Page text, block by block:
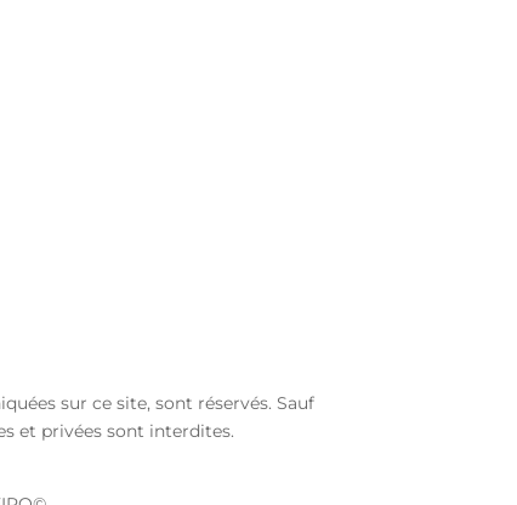
sur ce site, sont réservés. Sauf
et privées sont interdites.